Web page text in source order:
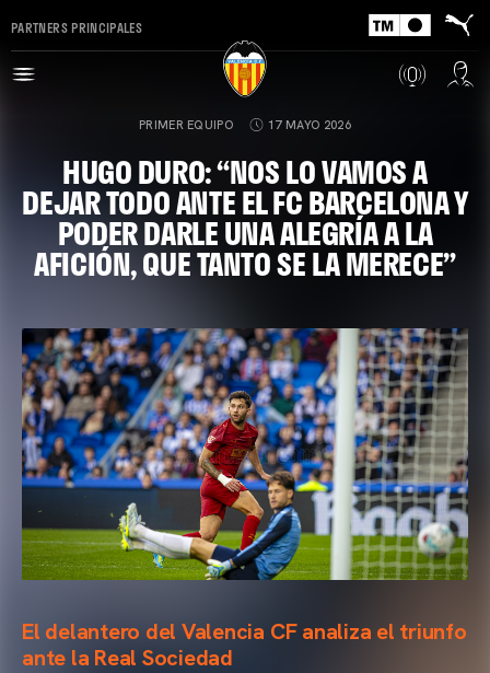
PARTNERS PRINCIPALES
PRIMER EQUIPO 17 MAYO 2026
HUGO DURO: “NOS LO VAMOS A
DEJAR TODO ANTE EL FC BARCELONA Y
PODER DARLE UNA ALEGRÍA A LA
AFICIÓN, QUE TANTO SE LA MERECE”
El delantero del Valencia CF analiza el triunfo
ante la Real Sociedad